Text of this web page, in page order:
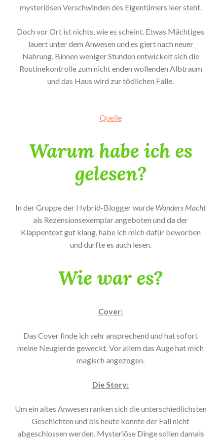
mysteriösen Verschwinden des Eigentümers leer steht.
Doch vor Ort ist nichts, wie es scheint. Etwas Mächtiges
lauert unter dem Anwesen und es giert nach neuer
Nahrung. Binnen weniger Stunden entwickelt sich die
Routinekontrolle zum nicht enden wollenden Albtraum
und das Haus wird zur tödlichen Falle.
Quelle
Warum habe ich es
gelesen?
In der Gruppe der Hybrid-Blogger wurde Wonders Macht
als Rezensionsexemplar angeboten und da der
Klappentext gut klang, habe ich mich dafür beworben
und durfte es auch lesen.
Wie war es?
Cover:
Das Cover finde ich sehr ansprechend und hat sofort
meine Neugierde geweckt. Vor allem das Auge hat mich
magisch angezogen.
Die Story:
Um ein altes Anwesen ranken sich die unterschiedlichsten
Geschichten und bis heute konnte der Fall nicht
abgeschlossen werden. Mysteriöse Dinge sollen damals